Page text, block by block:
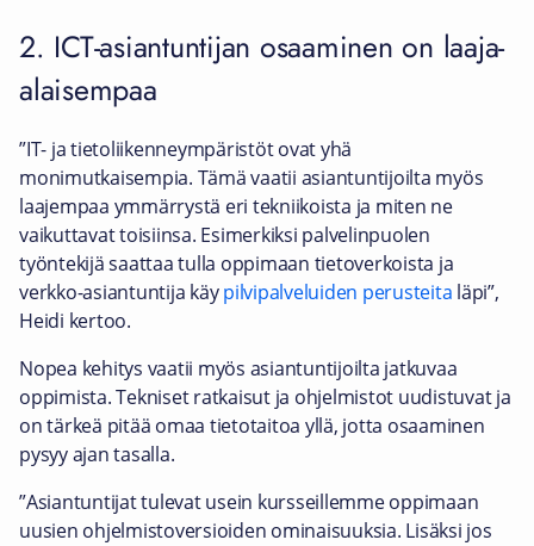
2. ICT-asiantuntijan osaaminen on laaja-
alaisempaa
”IT- ja tietoliikenneympäristöt ovat yhä
monimutkaisempia. Tämä vaatii asiantuntijoilta myös
laajempaa ymmärrystä eri tekniikoista ja miten ne
vaikuttavat toisiinsa. Esimerkiksi palvelinpuolen
työntekijä saattaa tulla oppimaan tietoverkoista ja
verkko-asiantuntija käypilvipalveluiden perusteita läpi”,
Heidi kertoo.
Nopea kehitys vaatii myös asiantuntijoilta jatkuvaa
oppimista. Tekniset ratkaisut ja ohjelmistot uudistuvat ja
on tärkeä pitää omaa tietotaitoa yllä, jotta osaaminen
pysyy ajan tasalla.
”Asiantuntijat tulevat usein kursseillemme oppimaan
uusien ohjelmistoversioiden ominaisuuksia. Lisäksi jos